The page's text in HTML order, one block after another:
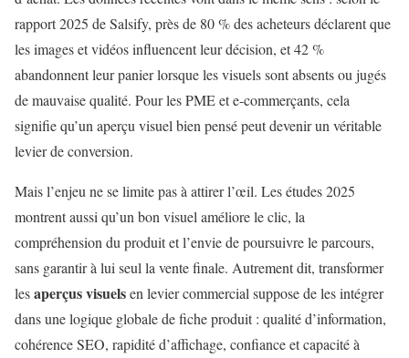
rapport 2025 de Salsify, près de 80 % des acheteurs déclarent que
les images et vidéos influencent leur décision, et 42 %
abandonnent leur panier lorsque les visuels sont absents ou jugés
de mauvaise qualité. Pour les PME et e-commerçants, cela
signifie qu’un aperçu visuel bien pensé peut devenir un véritable
levier de conversion.
Mais l’enjeu ne se limite pas à attirer l’œil. Les études 2025
montrent aussi qu’un bon visuel améliore le clic, la
compréhension du produit et l’envie de poursuivre le parcours,
sans garantir à lui seul la vente finale. Autrement dit, transformer
lesaperçus visuelsen levier commercial suppose de les intégrer
dans une logique globale de fiche produit : qualité d’information,
cohérence SEO, rapidité d’affichage, confiance et capacité à